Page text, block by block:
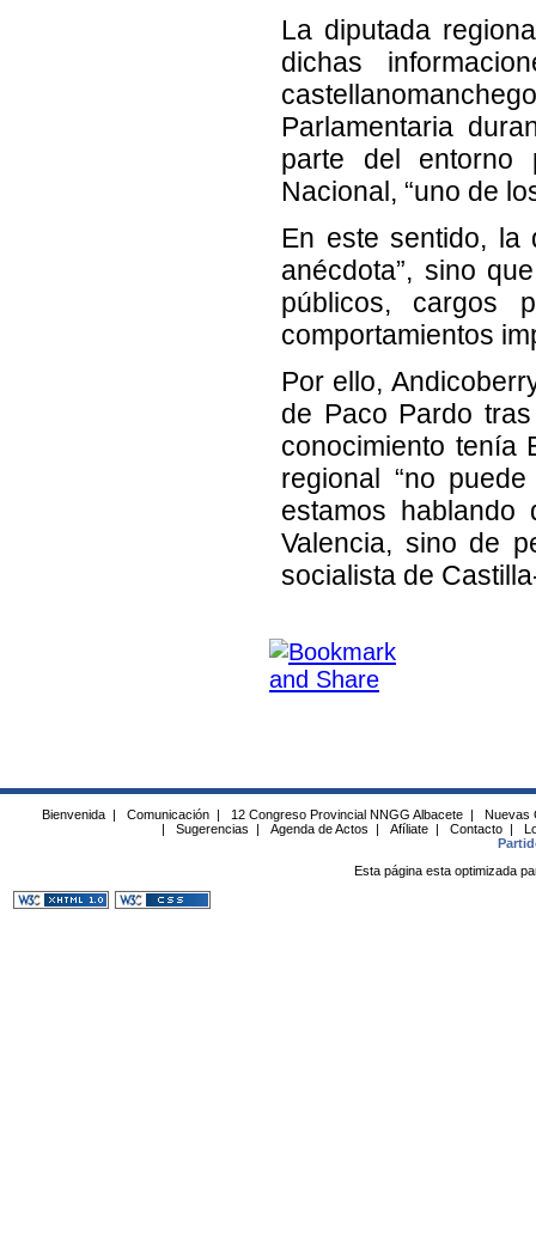
La diputada
dichas
Parlamentaria
parte del entorno
Nacional, “uno de
En este sentido, la
anécdota”, sino
públicos, cargos
comportamientos
Por ello,
de Paco Pardo
conocimiento tenía
regional “no
estamos
Valencia, sino de
socialista de
Bienvenida | Comunicación | 12 Congreso Provincial NNGG Albacete |
Nuevas
|
Sugerencias | Agenda de Actos | Afíliate | Contacto |
Esta página esta optimizada